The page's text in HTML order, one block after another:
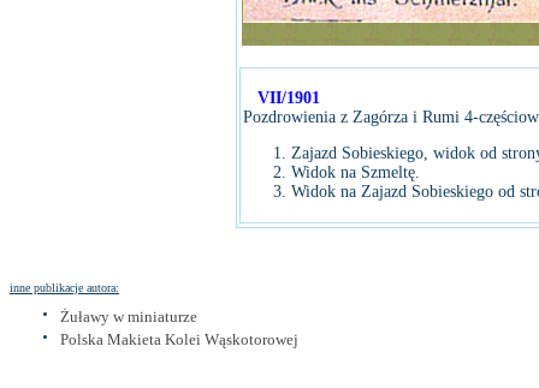
VII/1901
Pozdrowienia z Zagórza i Rumi 4-
Zajazd Sobieskiego, widok od
Widok na Szmeltę.
Widok na Zajazd Sobieskiego od
inne publikacje autora:
Żuławy w miniaturze
Polska Makieta Kolei Wąskotorowej